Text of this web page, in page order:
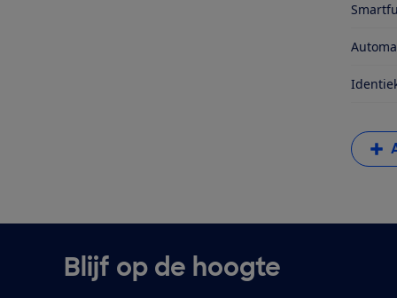
Blijf op de hoogte